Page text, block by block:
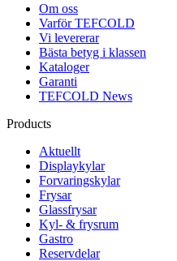
Om oss
Varför TEFCOLD
Vi levererar
Bästa betyg i klassen
Kataloger
Garanti
TEFCOLD News
Products
Aktuellt
Displaykylar
Forvaringskylar
Frysar
Glassfrysar
Kyl- & frysrum
Gastro
Reservdelar